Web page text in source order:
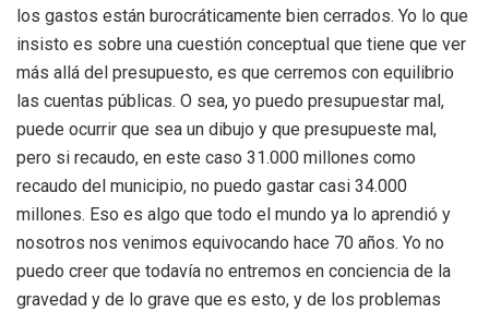
los gastos están burocráticamente bien cerrados. Yo lo que
insisto es sobre una cuestión conceptual que tiene que ver
más allá del presupuesto, es que cerremos con equilibrio
las cuentas públicas. O sea, yo puedo presupuestar mal,
puede ocurrir que sea un dibujo y que presupueste mal,
pero si recaudo, en este caso 31.000 millones como
recaudo del municipio, no puedo gastar casi 34.000
millones. Eso es algo que todo el mundo ya lo aprendió y
nosotros nos venimos equivocando hace 70 años. Yo no
puedo creer que todavía no entremos en conciencia de la
gravedad y de lo grave que es esto, y de los problemas